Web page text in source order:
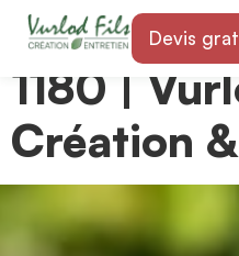
Devis
Paysagiste
1180 |
Création